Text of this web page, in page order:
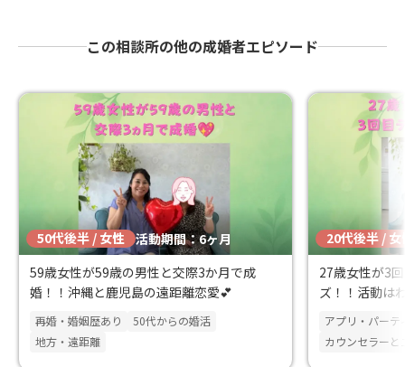
この相談所の他の成婚者エピソード
50代後半 / 女性 活動期間：6ヶ月
59歳女性が59歳の男性と交際3か月で成
婚！！沖縄と鹿児島の遠距離恋愛💕
再婚・婚姻歴あり
50代からの婚活
地方・遠距離
20代後半 / 女
27歳女性が3
ズ！！活動は
婚！！
アプリ・パーテ
カウンセラーと